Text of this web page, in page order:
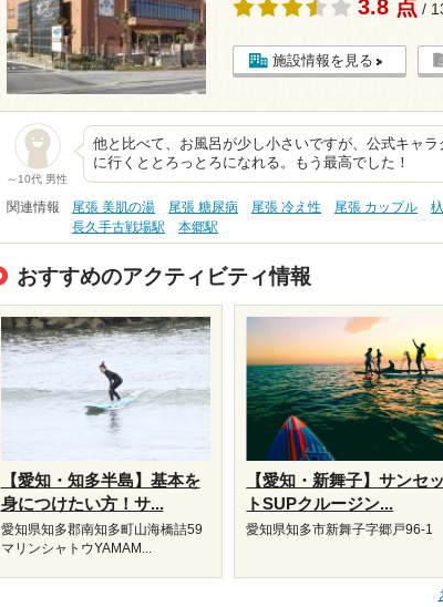
3.8 点 /
施設情報を見る
～10代 男性
他と比べて、お風呂が少し小さいですが、公式キャ
に行くととろっとろになれる。もう最高でした！
関連情報 尾張 美肌の湯 尾張 糖尿病 尾張 冷え性 尾張 カップル
長久手古戦場駅
本郷駅
おすすめのアクティビティ情報
【愛知・知多半島】基本を
身につけたい方！サ...
愛知県知多郡南知多町山海橋詰59
マリンシャトウYAMAM...
【愛知・新舞子】サンセッ
トSUPクルージン...
愛知県知多市新舞子字郷戸96-1